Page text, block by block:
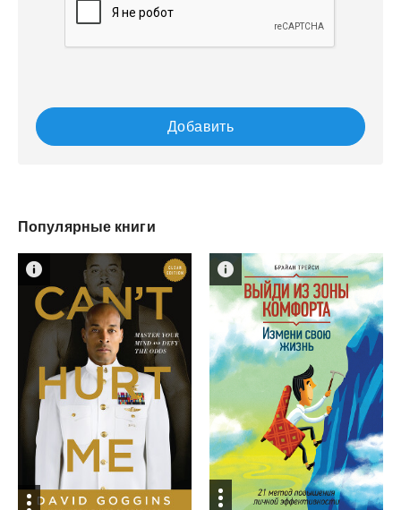
Добавить
Популярные книги